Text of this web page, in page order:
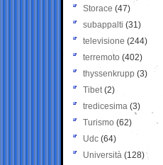
Storace (47)
subappalti (31)
televisione(244)
terremoto (402)
thyssenkrupp (3)
Tibet(2)
tredicesima (3)
Turismo (62)
Udc (64)
Università (128)